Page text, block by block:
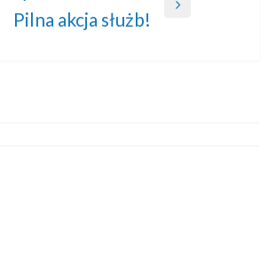
Pilna akcja służb!